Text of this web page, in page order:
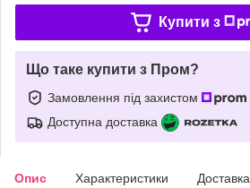
Купити з
Що таке купити з Пром?
Замовлення під захистом
Доступна доставка
Опис Характеристики Доставка